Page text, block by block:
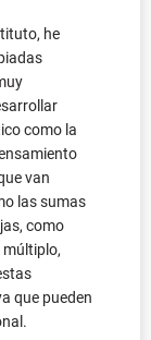
he
como la
van
las sumas
como
que pueden